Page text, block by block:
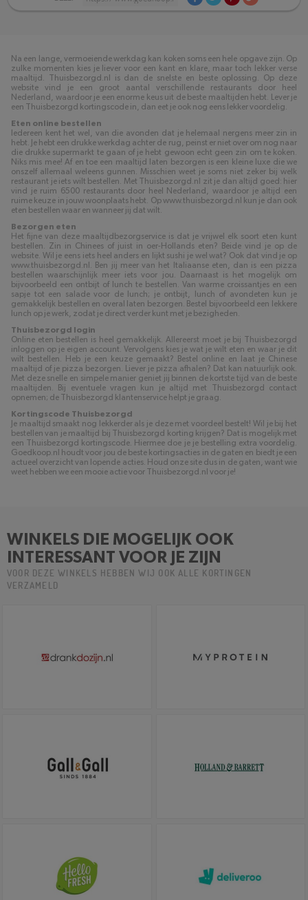
Na een lange, vermoeiende werkdag kan koken soms een hele opgave zijn. Op
zulke momenten kies je liever voor een kant en klare, maar toch lekker verse
maaltijd. Thuisbezorgd.nl is dan de snelste en beste oplossing. Op deze
website vind je een groot aantal verschillende restaurants door heel
Nederland, waardoor je een enorme keus uit de beste maaltijden hebt. Lever je
een Thuisbezorgd kortingscode in, dan eet je ook nog eens lekker voordelig.
Eten online bestellen
Iedereen kent het wel, van die avonden dat je helemaal nergens meer zin in
hebt. Je hebt een drukke werkdag achter de rug, peinst er niet over om nog naar
die drukke supermarkt te gaan of je hebt gewoon echt geen zin om te koken.
Niks mis mee! Af en toe een maaltijd laten bezorgen is een kleine luxe die we
onszelf allemaal weleens gunnen. Misschien weet je soms niet zeker bij welk
restaurant je iets wilt bestellen. Met Thuisbezorgd.nl zit je dan altijd goed: hier
vind je ruim 6500 restaurants door heel Nederland, waardoor je altijd een
ruime keuze in jouw woonplaats hebt. Op www.thuisbezorgd.nl kun je dan ook
eten bestellen waar en wanneer jij dat wilt.
Bezorgen eten
Het fijne van deze maaltijdbezorgservice is dat je vrijwel elk soort eten kunt
bestellen. Zin in Chinees of juist in oer-Hollands eten? Beide vind je op de
website. Wil je eens iets heel anders en lijkt sushi je wel wat? Ook dat vind je op
www.thuisbezorgd.nl. Ben jij meer van het Italiaanse eten, dan is een pizza
bestellen waarschijnlijk meer iets voor jou. Daarnaast is het mogelijk om
bijvoorbeeld een ontbijt of lunch te bestellen. Van warme croissantjes en een
sapje tot een salade voor de lunch; je ontbijt, lunch of avondeten kun je
gemakkelijk bestellen en overal laten bezorgen. Bestel bijvoorbeeld een lekkere
lunch op je werk, zodat je direct verder kunt met je bezigheden.
Thuisbezorgd login
Online eten bestellen is heel gemakkelijk. Allereerst moet je bij Thuisbezorgd
inloggen op je eigen account. Vervolgens kies je wat je wilt eten en waar je dit
wilt bestellen. Heb je een keuze gemaakt? Bestel online en laat je Chinese
maaltijd of je pizza bezorgen. Liever je pizza afhalen? Dat kan natuurlijk ook.
Met deze snelle en simpele manier geniet jij binnen de kortste tijd van de beste
maaltijden. Bij eventuele vragen kun je altijd met Thuisbezorgd contact
opnemen; de Thuisbezorgd klantenservice helpt je graag.
Kortingscode Thuisbezorgd
Je maaltijd smaakt nog lekkerder als je deze met voordeel bestelt! Wil je bij het
bestellen van je maaltijd bij Thuisbezorgd korting krijgen? Dat is mogelijk met
een Thuisbezorgd kortingscode. Hiermee doe je je bestelling extra voordelig.
Goedkoop.nl houdt voor jou de beste kortingsacties in de gaten en biedt je een
actueel overzicht van lopende acties. Houd onze site dus in de gaten, want wie
weet hebben we een mooie actie voor Thuisbezorgd.nl voor je!
WINKELS DIE MOGELIJK OOK
INTERESSANT VOOR JE ZIJN
VOOR DEZE WINKELS HEBBEN WIJ OOK ALLE KORTINGEN
VERZAMELD